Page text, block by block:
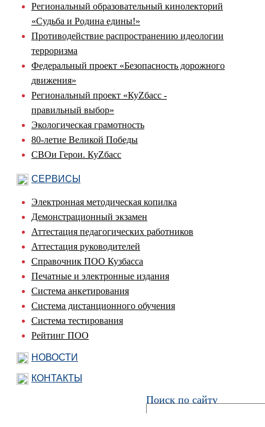
Поиск по сайту
Региональный образовательный кинолекторий
«Судьба и Родина едины!»
Противодействие распространению идеологии
терроризма
Федеральный проект «Безопасность дорожного
движения»
Региональный проект «КуZбасс -
правильный выбор»
Экологическая грамотность
80-летие Великой Победы
СВОи Герои. КуZбасс
СЕРВИСЫ
Электронная методическая копилка
Демонстрационный экзамен
Аттестация педагогических работников
Аттестация руководителей
Справочник ПОО Кузбасса
Печатные и электронные издания
Система анкетирования
Система дистанционного обучения
Система тестирования
Рейтинг ПОО
НОВОСТИ
КОНТАКТЫ